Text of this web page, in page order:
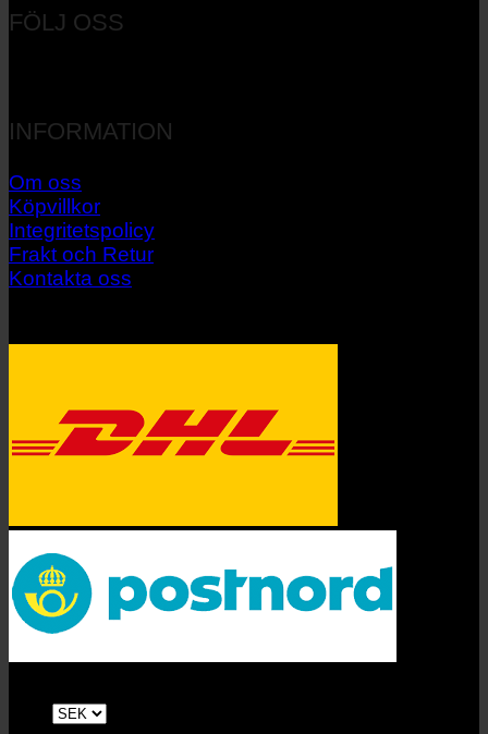
FÖLJ OSS
INFORMATION
Om oss
Köpvillkor
Integritetspolicy
Frakt och Retur
Kontakta oss